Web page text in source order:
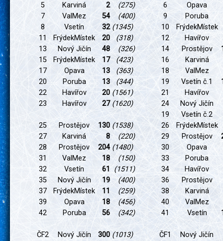
5
Karviná 2 (275) 6 Opava
7
ValMez 54 (400) 9 Poruba
8
Vsetín 32 (1345) 10 FrýdekMístek
11
FrýdekMístek 20(318) 12 Havířov
13
Nový Jičín 48 (326) 14 Prostějov
15
FrýdekMístek 17 (423) 16 Karviná
17
Opava 13 (363) 18 ValMez
20
Poruba 13 (344) 19 Vsetín č.1
22
Havířov 20 (1561) 21 Havířov
23
Havířov 27 (1620) 24 Nový Jičín
19
Vsetín č.2
25
Prostějov 130 (1538) 26 FrýdekMístek
27
Karviná 8 (220) 29 Prostějov
28
Prostějov 204 (1480) 30 Opava
31
ValMez 18 (150) 33 Poruba
32
Vsetín 61 (1511) 34 Havířov
35
Nový Jičín 19 (400) 36 Prostějov
37
FrýdekMístek 11 (259) 38 Karviná
39
Opava 18 (456) 40 ValMez
42
Poruba 56 (342) 41 Vsetín
ČF2 Nový Jičín 300 (1013) ČF1 Nový Jičín